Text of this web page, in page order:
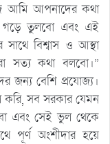
আমি আপনাদের কথা
গড়ে তুলবো এবং এই
বিশ্বাস ও আস্থা
সত্য কথা বলবো।”
জন্য বেশি প্রযোজ্য।
করি, সব সরকার যেমন
এবং সেই ভুল থেকে
পূর্ণ অংশীদার হয়ে